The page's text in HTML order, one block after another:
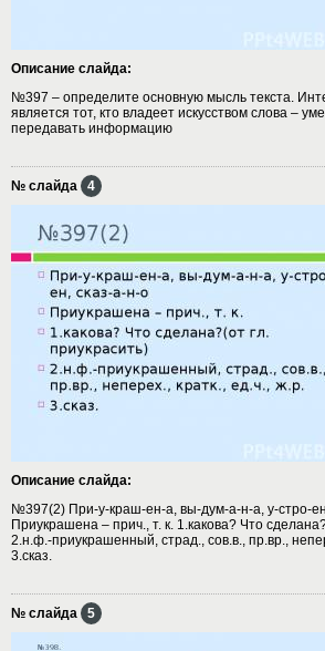
Описание слайда:
№397 – определите основную мысль текста.
является тот, кто владеет искусством слова –
передавать информацию
№ слайда 4
Описание слайда:
№397(2) При-у-краш-ен-а, вы-дум-а-н-а, у-стро-
Приукрашена – прич., т. к. 1.какова? Что
2.н.ф.-приукрашенный, страд., сов.в., пр.вр.,
3.сказ.
№ слайда 5